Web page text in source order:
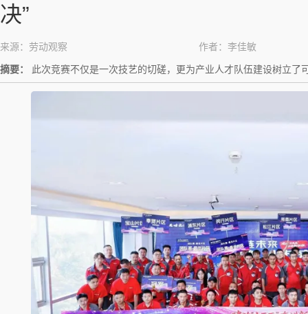
决”
来源：劳动观察 作者：李佳敏
摘要： 此次竞赛不仅是一次技艺的切磋，更为产业人才队伍建设树立了